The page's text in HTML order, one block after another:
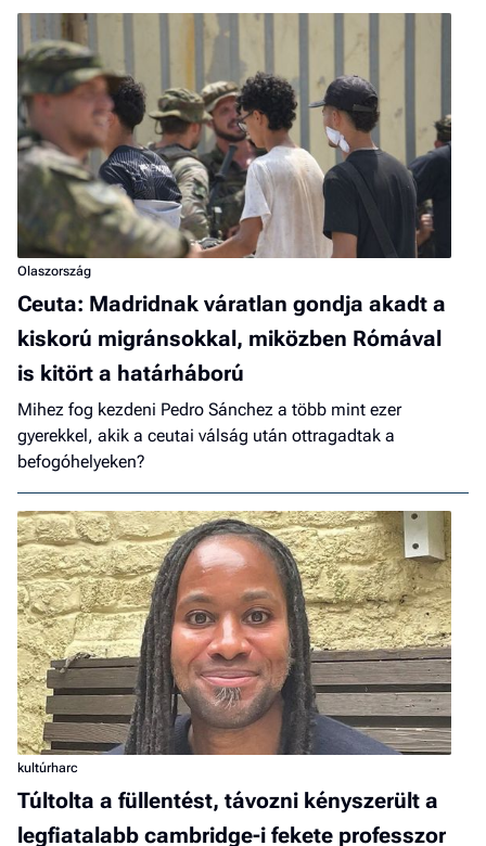
Olaszország
Ceuta: Madridnak váratlan gondja akadt a
kiskorú migránsokkal, miközben Rómával
is kitört a határháború
Mihez fog kezdeni Pedro Sánchez a több mint ezer
gyerekkel, akik a ceutai válság után ottragadtak a
befogóhelyeken?
kultúrharc
Túltolta a füllentést, távozni kényszerült a
legfiatalabb cambridge-i fekete professzor